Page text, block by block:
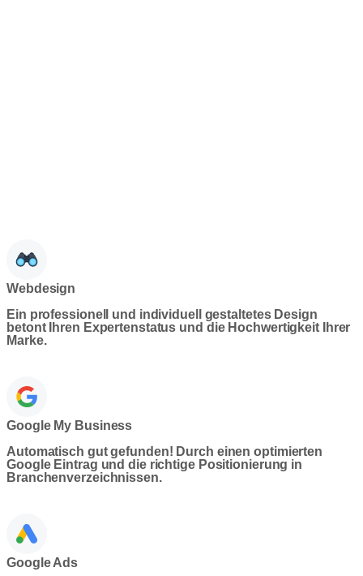
Webdesign
Ein professionell und individuell gestaltetes Design
betont Ihren Expertenstatus und die Hochwertigkeit Ihrer
Marke.
Google My Business
Automatisch gut gefunden! Durch einen optimierten
Google Eintrag und die richtige Positionierung in
Branchenverzeichnissen.
Google Ads